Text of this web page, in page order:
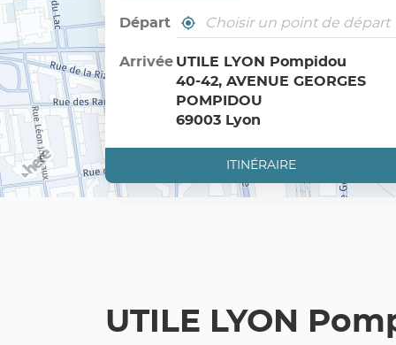
Départ
,
un
de
vente
Utile
À
Arrivée UTILE LYON Pompidou
40-42, AVENUE GEORGES
POMPIDOU
69003 Lyon
ITINÉRAIRE
JUSQU'AU
POINT
UTILE LYON